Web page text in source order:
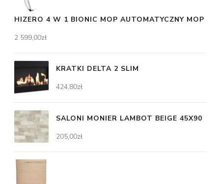
HIZERO 4 W 1 BIONIC MOP AUTOMATYCZNY MOP
2 599,00zł
KRATKI DELTA 2 SLIM
424,80zł
SALONI MONIER LAMBOT BEIGE 45X90
205,00zł